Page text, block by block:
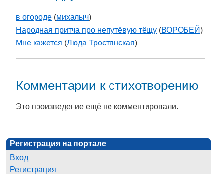
в огороде (михалыч)
Народная притча про непутёвую тёщу (ВОРОБЕЙ)
Мне кажется (Люда Тростянская)
Комментарии к стихотворению
Это произведение ещё не комментировали.
Регистрация на портале
Вход
Регистрация